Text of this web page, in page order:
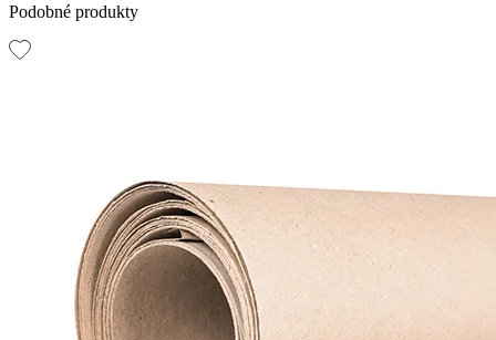
Podobné produkty